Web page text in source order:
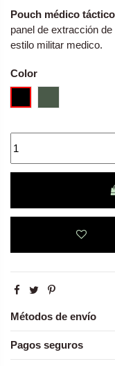
Pouch médico
panel de extracción
estilo militar medico.
Color
Métodos de envío
Pagos seguros